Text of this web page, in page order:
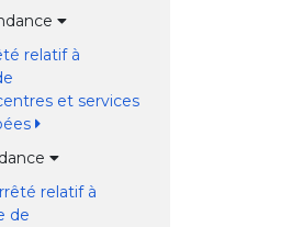
relatif à
et services
relatif à
de